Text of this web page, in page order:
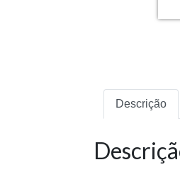
Descrição